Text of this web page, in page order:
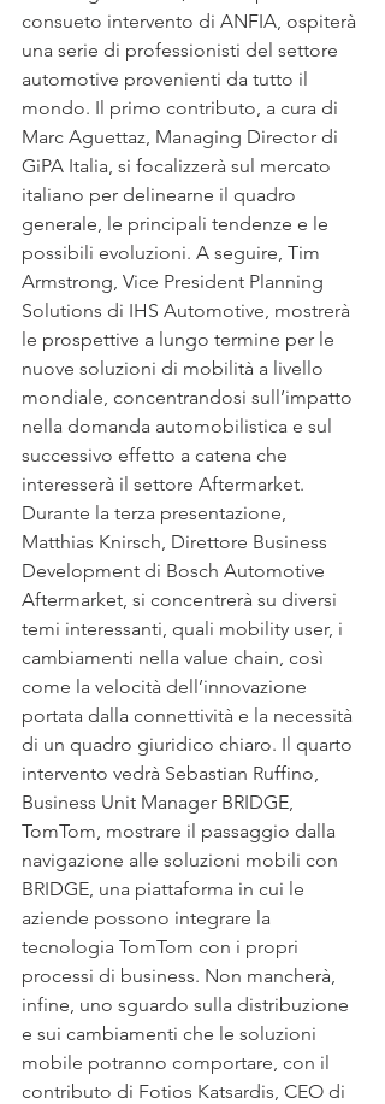
consueto intervento di ANFIA, ospiterà
una serie di professionisti del settore
automotive provenienti da tutto il
mondo. Il primo contributo, a cura di
Marc Aguettaz, Managing Director di
GiPA Italia, si focalizzerà sul mercato
italiano per delinearne il quadro
generale, le principali tendenze e le
possibili evoluzioni. A seguire, Tim
Armstrong, Vice President Planning
Solutions di IHS Automotive, mostrerà
le prospettive a lungo termine per le
nuove soluzioni di mobilità a livello
mondiale, concentrandosi sull’impatto
nella domanda automobilistica e sul
successivo effetto a catena che
interesserà il settore Aftermarket.
Durante la terza presentazione,
Matthias Knirsch, Direttore Business
Development di Bosch Automotive
Aftermarket, si concentrerà su diversi
temi interessanti, quali mobility user, i
cambiamenti nella value chain, così
come la velocità dell’innovazione
portata dalla connettività e la necessità
di un quadro giuridico chiaro. Il quarto
intervento vedrà Sebastian Ruffino,
Business Unit Manager BRIDGE,
TomTom, mostrare il passaggio dalla
navigazione alle soluzioni mobili con
BRIDGE, una piattaforma in cui le
aziende possono integrare la
tecnologia TomTom con i propri
processi di business. Non mancherà,
infine, uno sguardo sulla distribuzione
e sui cambiamenti che le soluzioni
mobile potranno comportare, con il
contributo di Fotios Katsardis, CEO di